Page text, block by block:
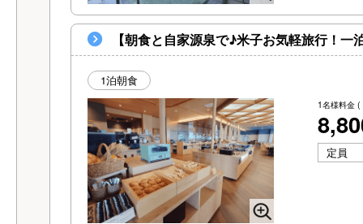
【朝食と自家源泉で♪米子お気軽旅行！
1泊朝食
1名様料金 (
定員